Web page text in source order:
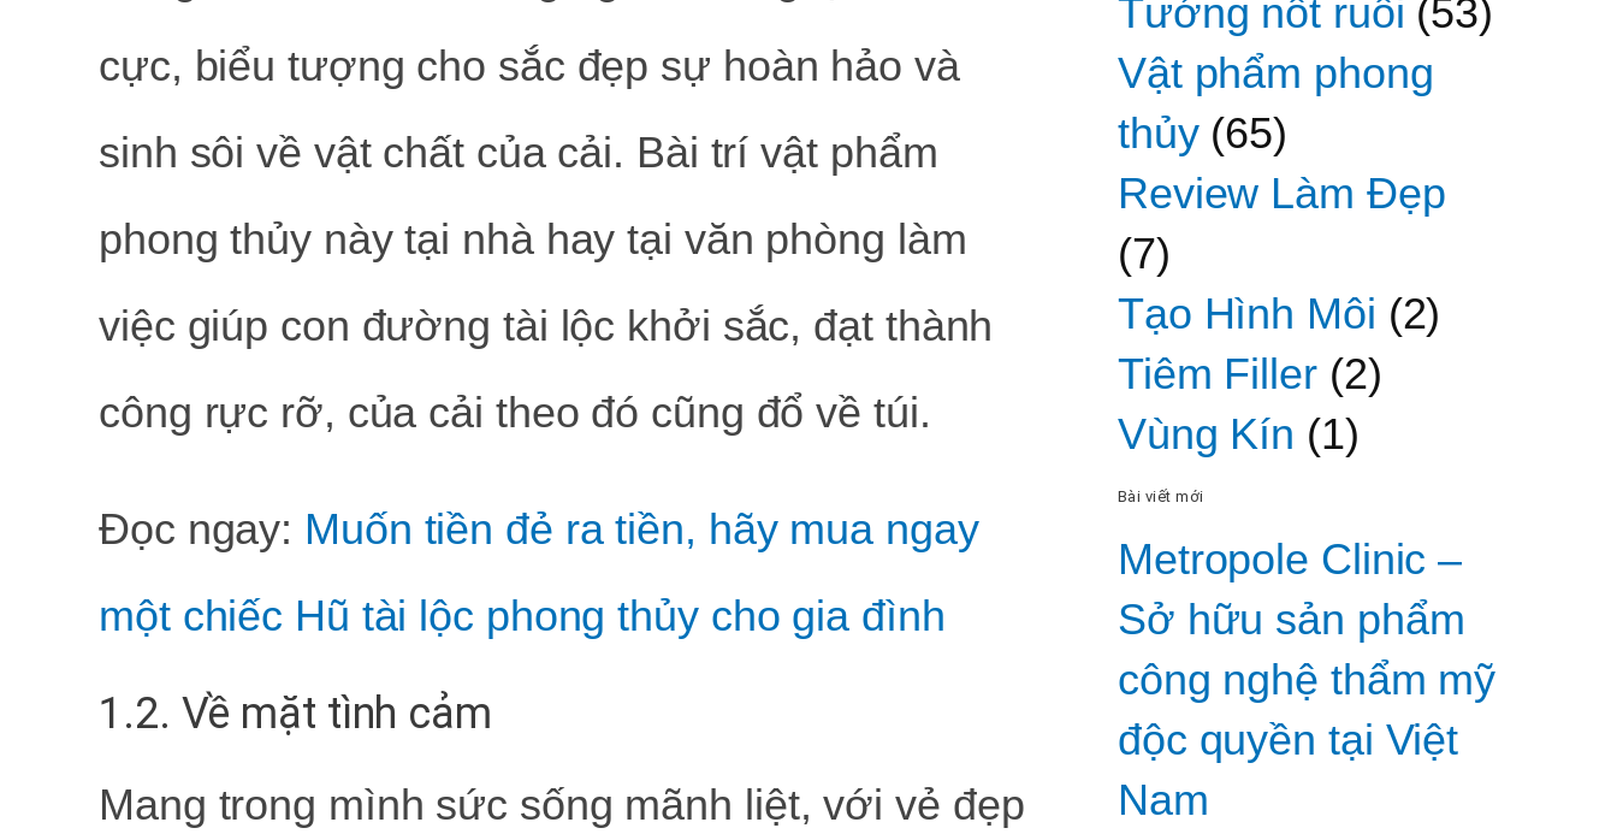
cực, biểu tượng cho sắc đẹp sự hoàn hảo và
sinh sôi về vật chất của cải. Bài trí vật phẩm
phong thủy này tại nhà hay tại văn phòng làm
việc giúp con đường tài lộc khởi sắc, đạt thành
công rực rỡ, của cải theo đó cũng đổ về túi.
Đọc ngay: Muốn tiền đẻ ra tiền, hãy mua ngay
một chiếc Hũ tài lộc phong thủy cho gia đình
1.2. Về mặt tình cảm
Mang trong mình sức sống mãnh liệt, với vẻ đẹp
Tướng nốt ruồi (53)
Vật phẩm phong
thủy(65)
Review Làm Đẹp
(7)
Tạo Hình Môi (2)
Tiêm Filler(2)
Vùng Kín (1)
Bài viết mới
Metropole Clinic –
Sở hữu sản phẩm
công nghệ thẩm mỹ
độc quyền tại Việt
Nam